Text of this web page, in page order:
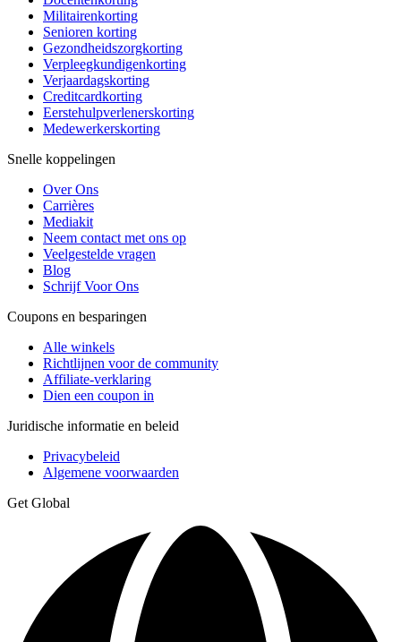
Militairenkorting
Senioren korting
Gezondheidszorgkorting
Verpleegkundigenkorting
Verjaardagskorting
Creditcardkorting
Eerstehulpverlenerskorting
Medewerkerskorting
Snelle koppelingen
Over Ons
Carrières
Mediakit
Neem contact met ons op
Veelgestelde vragen
Blog
Schrijf Voor Ons
Coupons en besparingen
Alle winkels
Richtlijnen voor de community
Affiliate-verklaring
Dien een coupon in
Juridische informatie en beleid
Privacybeleid
Algemene voorwaarden
Get Global